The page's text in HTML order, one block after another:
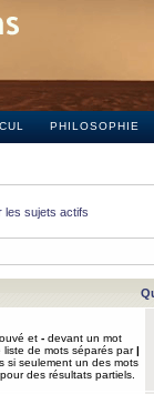
PHILOSOPHIE
les sujets actifs
et - devant un mot
de mots séparés par|
si seulement un des mots
des résultats partiels.